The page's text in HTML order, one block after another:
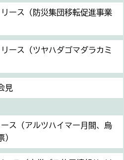
ース（防災集団移転促進事業
ース（ツヤハダゴマダラカミ
見
ス（アルツハイマー月間、烏